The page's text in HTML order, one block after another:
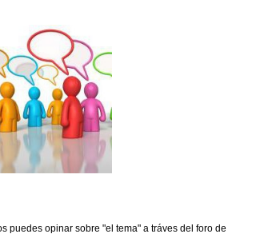
puedes opinar sobre "el tema" a tráves del foro de